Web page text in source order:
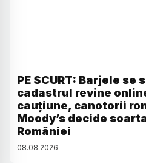
PE SCURT: Barjele se
cadastrul revine
cauțiune, canotorii
Moody’s decide
României
08.08.2026